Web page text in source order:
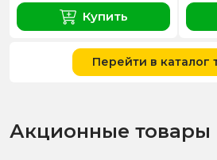
Купить
Перейти в каталог
Акционные товары